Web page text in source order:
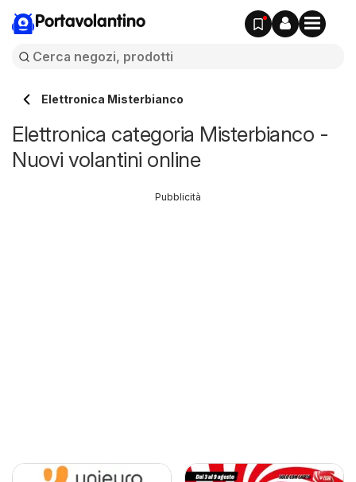
Portavolantino
Elettronica Misterbianco
Elettronica categoria Misterbianco -
Nuovi volantini online
Pubblicità